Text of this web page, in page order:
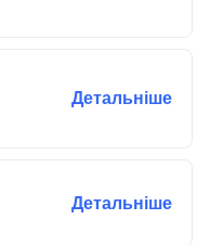
Детальніше
Детальніше